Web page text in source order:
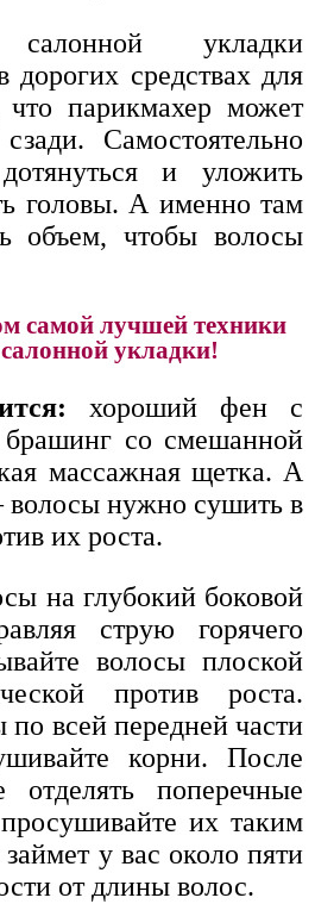
салонной укладки
дорогих средствах для
парикмахер может
Самостоятельно
и уложить
головы. А именно там
объем, чтобы волосы
самой лучшей техники
укладки!
хороший фен с
брашинг со смешанной
массажная щетка. А
волосы нужно сушить в
их роста.
на глубокий боковой
струю горячего
волосы плоской
против роста.
по всей передней части
корни. После
отделять поперечные
их таким
у вас около пяти
от длины волос.